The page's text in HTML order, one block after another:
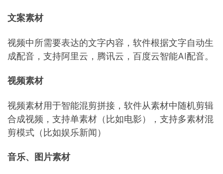
文案素材
视频中所需要表达的文字内容，软件根据文字自动生
成配音，支持阿里云，腾讯云，百度云智能AI配音。
视频素材
视频素材用于智能混剪拼接，软件从素材中随机剪辑
合成视频，支持单素材（比如电影），支持多素材混
剪模式（比如娱乐新闻）
音乐、图片素材